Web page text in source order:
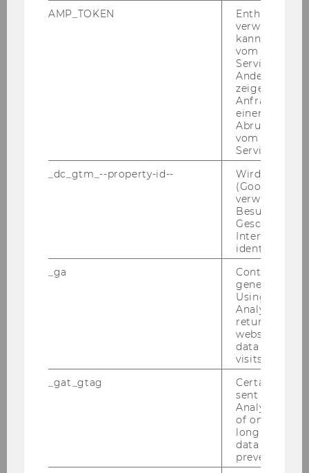
Vi­deowall
Details
Wire­less Pre­sen­ter
Details
Details
AMP_TOKEN
Enthält ein
verwendet
kann, um
vom AMP-
Service
Andere
zeigen Opt-
Anfrage im
einen Fehler
Abrufen
vom AMP
Service an.
_dc_gtm_--property-id--
Wird von
(Google Tag
verwendet,
Besucher
Geschlecht
Interessen zu
identifizieren.
_ga
Contains a
generated
Using this
Analytics can
returning
website and
data from
visits.
_gat_gtag
Certain data
sent to
Analytics a
of once per
long as it is
data
prevented.